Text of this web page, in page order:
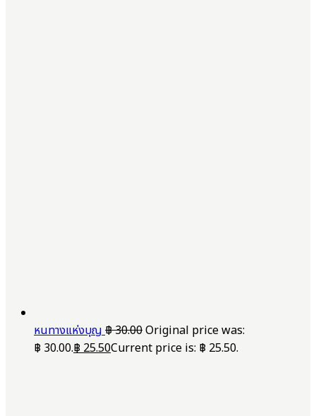
หนทางแห่งบุญ฿30.00Original price was:
฿ 30.00.฿25.50Current price is: ฿ 25.50.